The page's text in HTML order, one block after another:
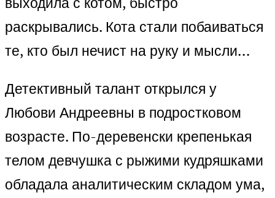
раскрывались. Кота стали побаиваться
те, кто был нечист на руку и мысли…
Детективный талант открылся у
Любови Андреевны в подростковом
возрасте. По-деревенски крепенькая
телом девчушка с рыжими кудряшками
обладала аналитическим складом ума,